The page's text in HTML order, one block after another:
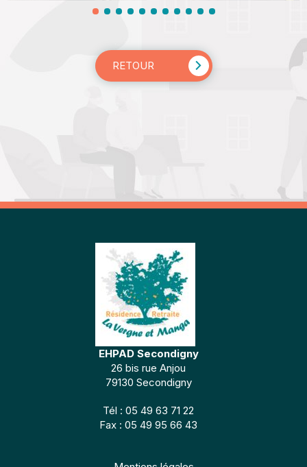
RETOUR
EHPAD Secondigny
26 bis rue Anjou
79130 Secondigny
Tél : 05 49 63 71 22
Fax : 05 49 95 66 43